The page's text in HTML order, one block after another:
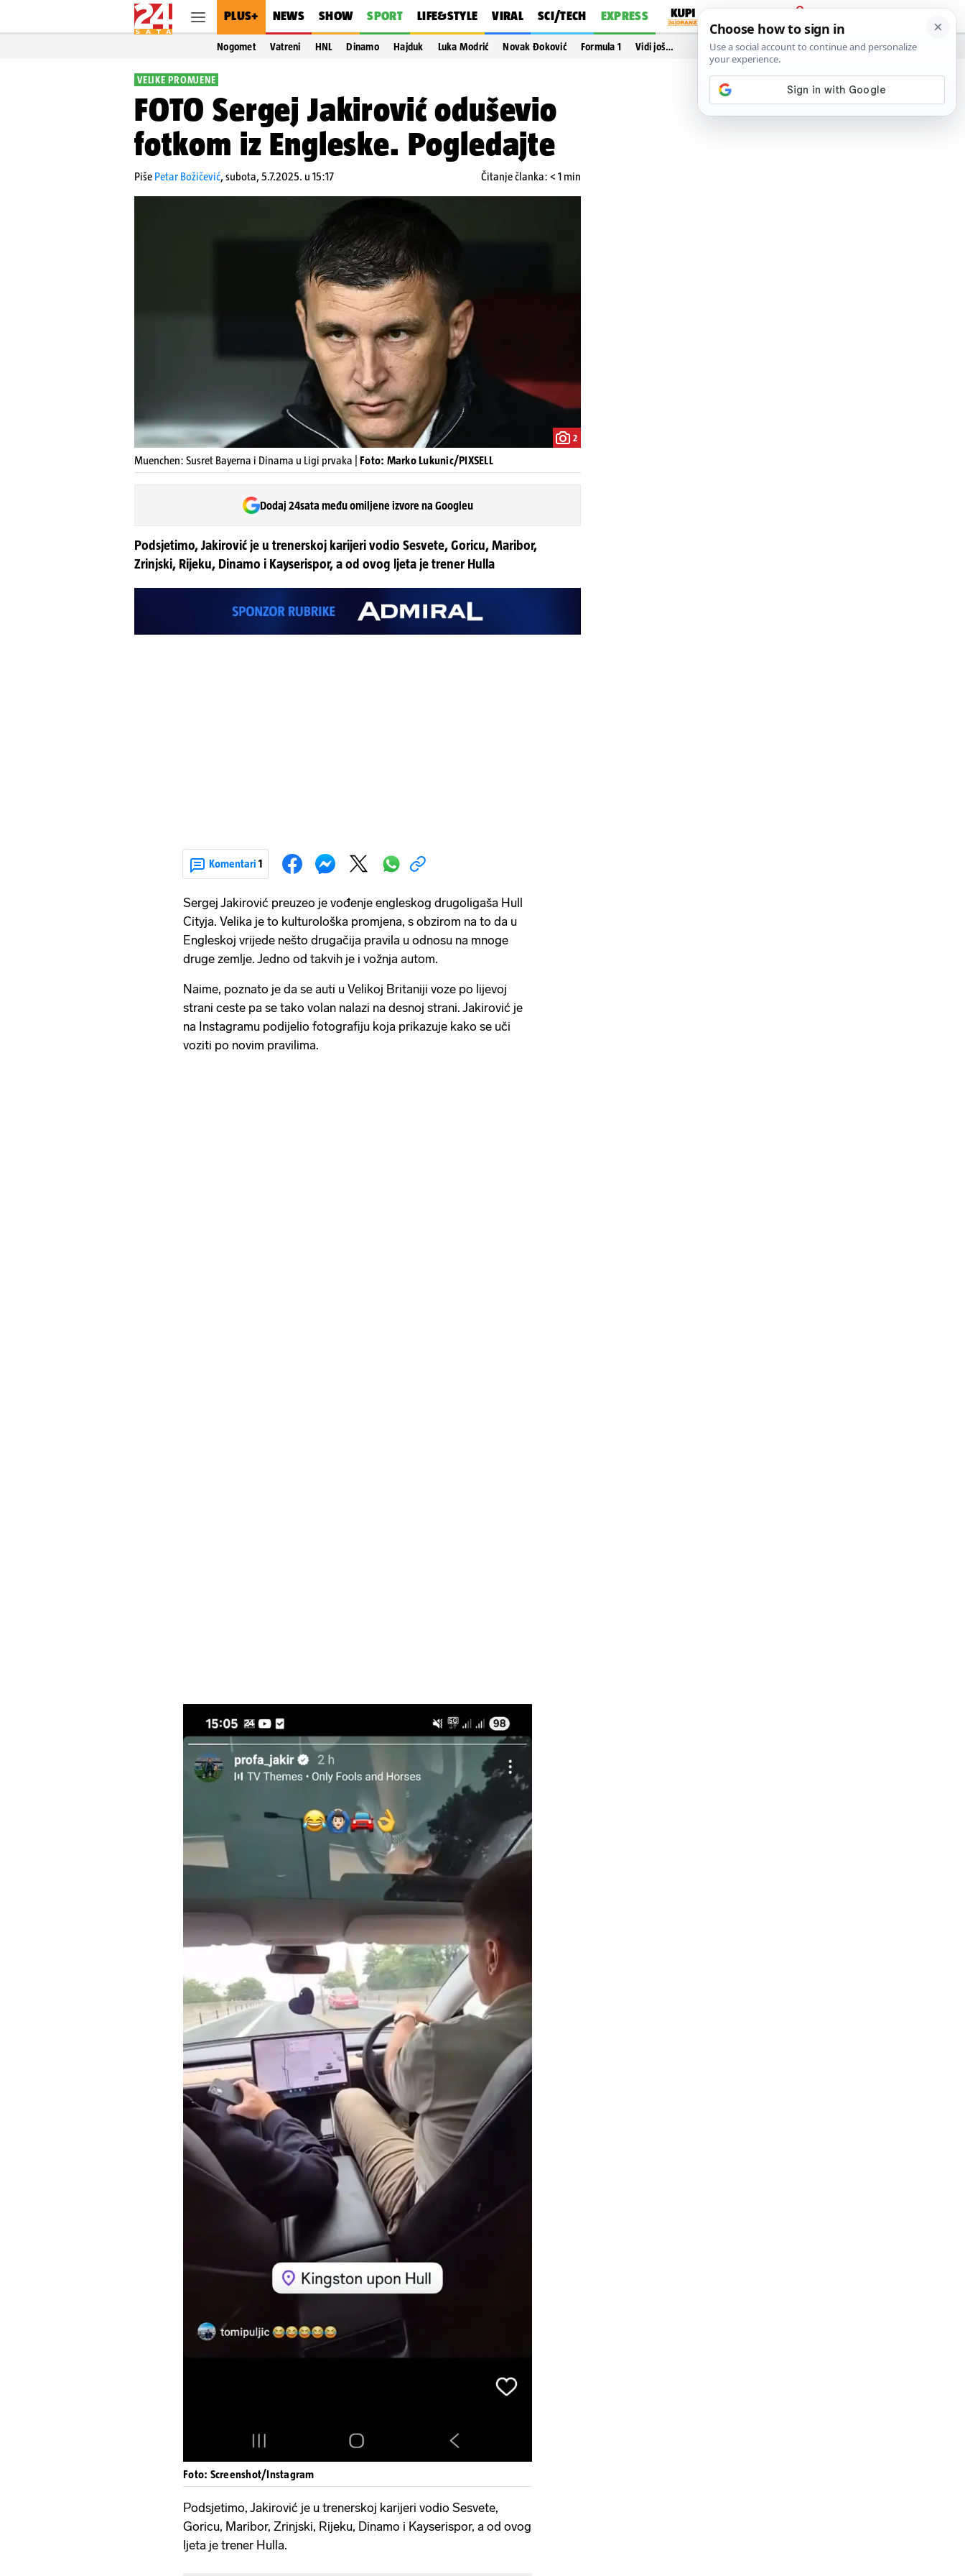
PLUS+ NEWS SHOW SPORT LIFE&STYLE VIRAL SCI/TECH EXPRESS
PRIJAVA
Nogomet Vatreni HNL Dinamo Hajduk Luka Modrić Novak Đoković Formula 1 Vidi još…
VELIKE PROMJENE
FOTO Sergej Jakirović oduševio
fotkom iz Engleske. Pogledajte
Piše Petar Božičević,subota, 5.7.2025. u 15:17 Čitanje članka: < 1 min
2
Muenchen: Susret Bayerna i Dinama u Ligi prvaka | Foto: Marko Lukunic/PIXSELL
Dodaj 24sata među omiljene izvore na Googleu
Podsjetimo, Jakirović je u trenerskoj karijeri vodio Sesvete, Goricu, Maribor,
Zrinjski, Rijeku, Dinamo i Kayserispor, a od ovog ljeta je trener Hulla
Komentari 1
Sergej Jakirović preuzeo je vođenje engleskog drugoligaša Hull
Cityja. Velika je to kulturološka promjena, s obzirom na to da u
Engleskoj vrijede nešto drugačija pravila u odnosu na mnoge
druge zemlje. Jedno od takvih je i vožnja autom.
Naime, poznato je da se auti u Velikoj Britaniji voze po lijevoj
strani ceste pa se tako volan nalazi na desnoj strani. Jakirović je
na Instagramu podijelio fotografiju koja prikazuje kako se uči
voziti po novim pravilima.
Foto: Screenshot/Instagram
Podsjetimo, Jakirović je u trenerskoj karijeri vodio Sesvete,
Goricu, Maribor, Zrinjski, Rijeku, Dinamo i Kayserispor, a od ovog
ljeta je trener Hulla.